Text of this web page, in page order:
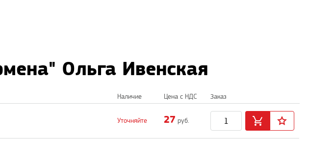
Ольга Ивенская
Наличие Цена с НДС Заказ
Уточняйте 27 руб.